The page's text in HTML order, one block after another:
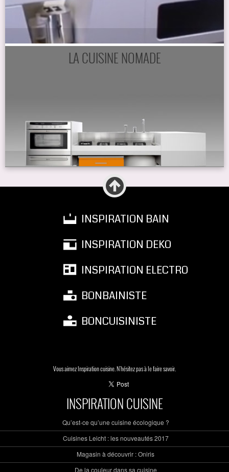
LA CUISINE NOMADE
INSPIRATION BAIN
INSPIRATION DEKO
INSPIRATION ELECTRO
BONBAINISTE
BONCUISINISTE
Vous aimez Inspiration cuisine. N'hésitez pas à le faire savoir.
INSPIRATION CUISINE
Qu’est-ce qu’une cuisine écologique ?
Cuisines Leicht : les nouveautés 2017
Magasin à découvrir : Oniris
De la couleur dans sa cuisine